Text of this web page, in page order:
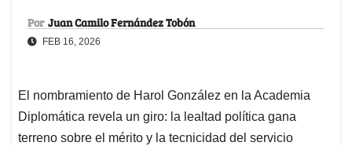
Por Juan Camilo Fernández Tobón
FEB 16, 2026
El nombramiento de Harol González en la Academia
Diplomática revela un giro: la lealtad política gana
terreno sobre el mérito y la tecnicidad del servicio